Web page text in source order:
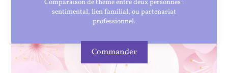
Comparaison de thème entre deux personnes :
sentimental, lien familial, ou partenariat
professionnel.
Commander